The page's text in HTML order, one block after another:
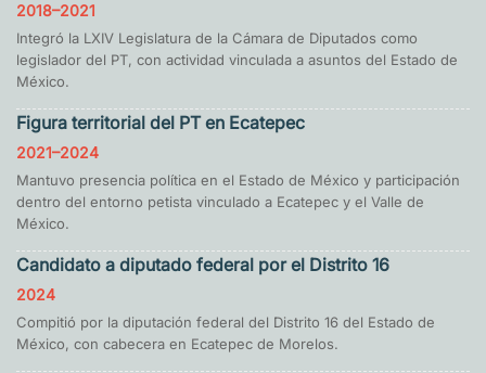
2018–2021
Integró la LXIV Legislatura de la Cámara de Diputados como
legislador del PT, con actividad vinculada a asuntos del Estado de
México.
Figura territorial del PT en Ecatepec
2021–2024
Mantuvo presencia política en el Estado de México y participación
dentro del entorno petista vinculado a Ecatepec y el Valle de
México.
Candidato a diputado federal por el Distrito 16
2024
Compitió por la diputación federal del Distrito 16 del Estado de
México, con cabecera en Ecatepec de Morelos.